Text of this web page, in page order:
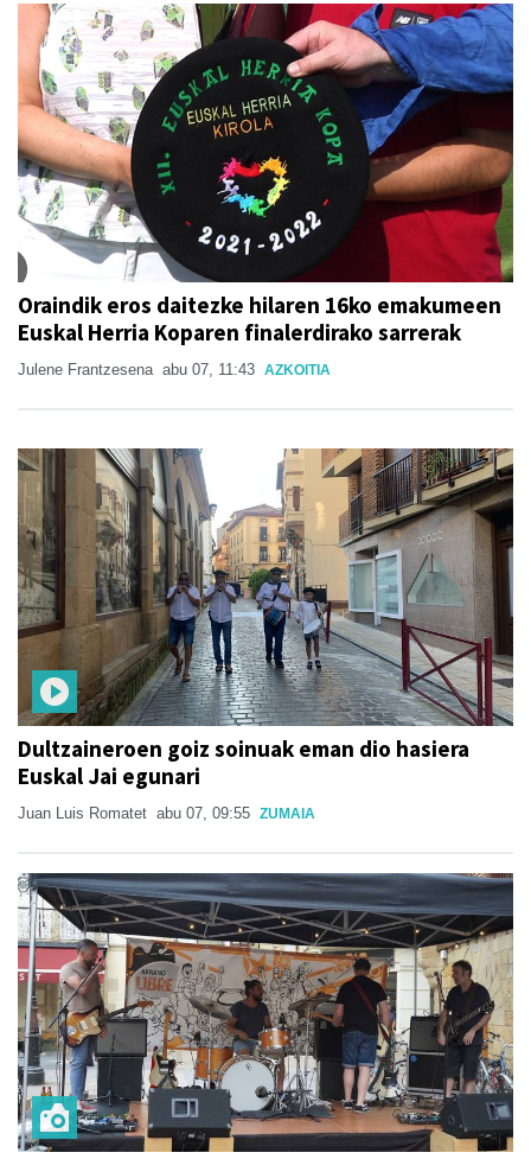
Oraindik eros daitezke hilaren 16ko emakumeen
Euskal Herria Koparen finalerdirako sarrerak
Julene Frantzesena abu 07, 11:43 AZKOITIA
Dultzaineroen goiz soinuak eman dio hasiera
Euskal Jai egunari
Juan Luis Romatet abu 07, 09:55 ZUMAIA